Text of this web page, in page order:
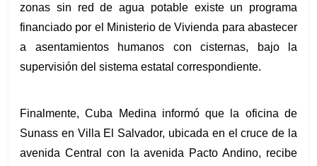
zonas sin red de agua potable existe un programa
financiado por el Ministerio de Vivienda para abastecer
a asentamientos humanos con cisternas, bajo la
supervisión del sistema estatal correspondiente.
Finalmente, Cuba Medina informó que la oficina de
Sunass en Villa El Salvador, ubicada en el cruce de la
avenida Central con la avenida Pacto Andino, recibe